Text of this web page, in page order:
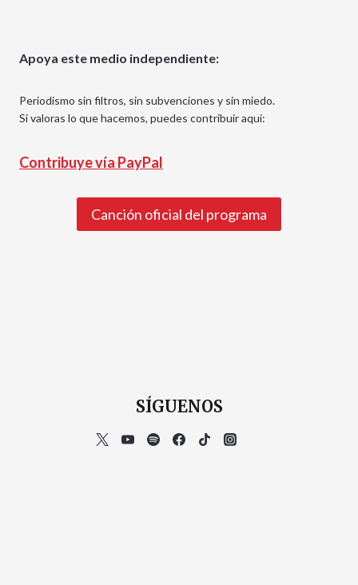
Apoya este medio independiente:
Periodismo sin filtros, sin subvenciones y sin miedo.
Si valoras lo que hacemos, puedes contribuir aquí:
Contribuye vía PayPal
Canción oficial del programa
SÍGUENOS